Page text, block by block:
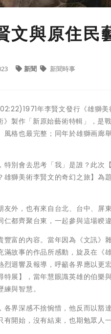
文與原住民
新聞 新聞時事
年李賢文發行《雄獅
》製作「新原始藝術特輯」，
風格也最完整；同年於雄獅画
特別會去思考「我」是誰？此次
雄獅美術李賢文的奇幻之旅】
友外，也有來自台北、台中、
都齊聚台東，一起參與這場睽
富的內容。當年因為《文訊》
滿故事的作品所感動，旋及在
烈迴響及報導，呼籲各界應以
特展】，當年慧眼識英雄的伯
與智慧。
各界深感不捨惋惜，他反而以
開始，沒有結束，也期勉眾人一